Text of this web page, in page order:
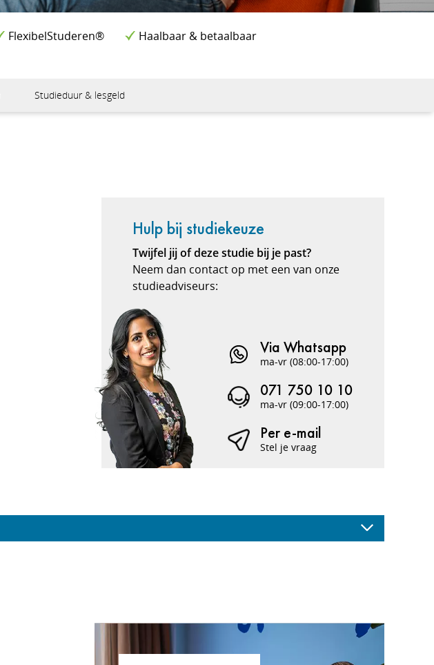
FlexibelStuderen® Haalbaar & betaalbaar
Studieduur & lesgeld
Hulp bij studiekeuze
Twijfel jij of deze studie bij je past?
Neem dan contact op met een van onze
studieadviseurs:
Via Whatsapp
ma-vr (08:00-17:00)
071 750 10 10
ma-vr (09:00-17:00)
Per e-mail
Stel je vraag